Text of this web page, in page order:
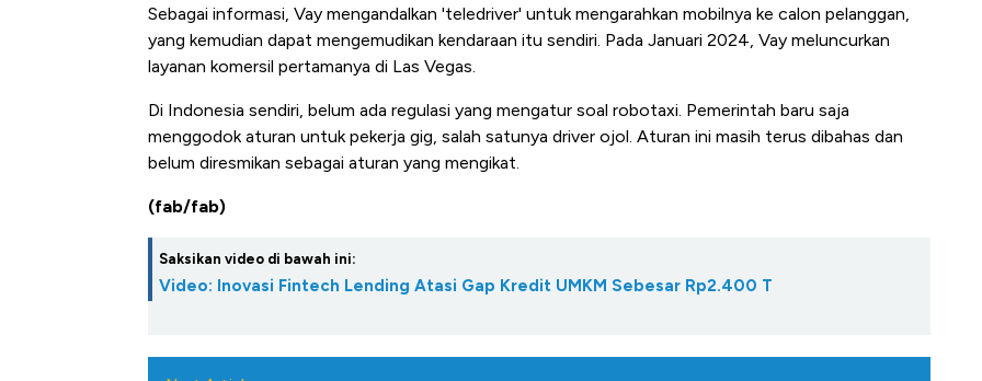
Sebagai informasi, Vay mengandalkan 'teledriver' untuk mengarahkan mobilnya ke calon pelanggan,
yang kemudian dapat mengemudikan kendaraan itu sendiri. Pada Januari 2024, Vay meluncurkan
layanan komersil pertamanya di Las Vegas.
Di Indonesia sendiri, belum ada regulasi yang mengatur soal robotaxi. Pemerintah baru saja
menggodok aturan untuk pekerja gig, salah satunya driver ojol. Aturan ini masih terus dibahas dan
belum diresmikan sebagai aturan yang mengikat.
(fab/fab)
Saksikan video di bawah ini:
Video: Inovasi Fintech Lending Atasi Gap Kredit UMKM Sebesar Rp2.400 T